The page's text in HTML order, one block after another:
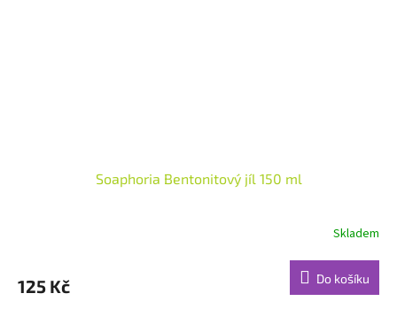
Soaphoria Bentonitový jíl 150 ml
je
Skladem
125 Kč Do košíku